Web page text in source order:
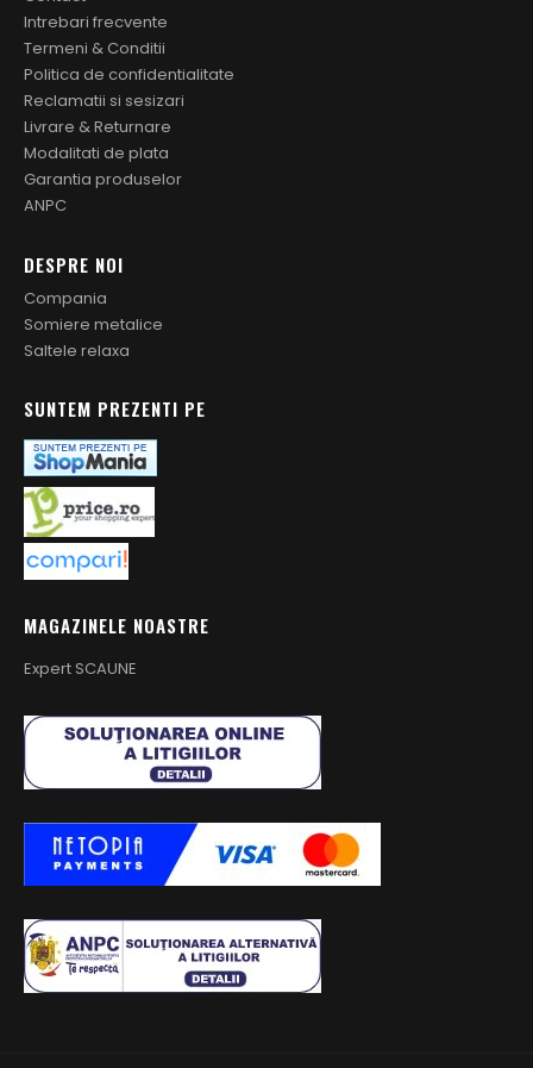
Intrebari frecvente
Termeni & Conditii
Politica de confidentialitate
Reclamatii si sesizari
Livrare & Returnare
Modalitati de plata
Garantia produselor
ANPC
DESPRE NOI
Compania
Somiere metalice
Saltele relaxa
SUNTEM PREZENTI PE
MAGAZINELE NOASTRE
Expert SCAUNE